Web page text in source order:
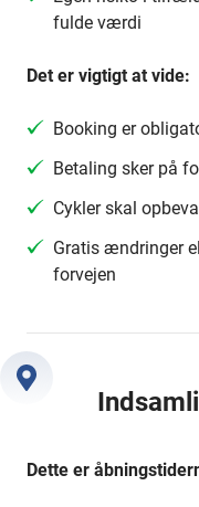
fulde værdi
Det er vigtigt at vide:
Booking er
Betaling sker på
Cykler skal
Gratis ændringer
forvejen
Dette er